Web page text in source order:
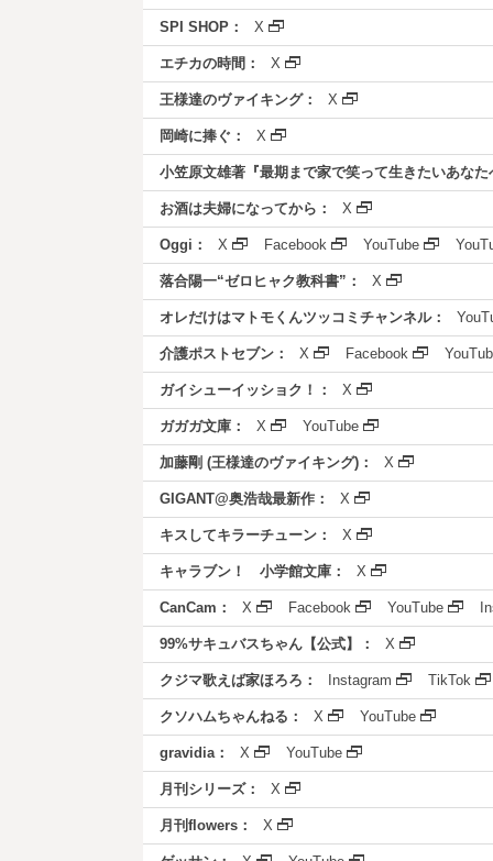
SPI SHOP： X
エチカの時間： X
王様達のヴァイキング： X
岡崎に捧ぐ： X
小笠原文雄著『最期まで家で笑って生きたいあな
お酒は夫婦になってから： X
Oggi： X Facebook YouTube
落合陽一“ゼロヒャク教科書”： X
オレだけはマトモくんツッコミチャンネル：
介護ポストセブン： X Facebook
ガイシューイッショク！： X
ガガガ文庫： X YouTube
加藤剛 (王様達のヴァイキング)： X
GIGANT@奥浩哉最新作： X
キスしてキラーチューン： X
キャラブン！ 小学館文庫： X
CanCam： X Facebook YouTube
99%サキュバスちゃん【公式】： X
クジマ歌えば家ほろろ： Instagram TikTok
クソハムちゃんねる： X YouTube
gravidia： X YouTube
月刊シリーズ： X
月刊flowers： X